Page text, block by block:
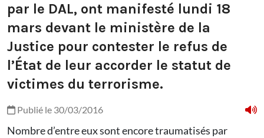
par le DAL, ont manifesté lundi 18
mars devant le ministère de la
Justice pour contester le refus de
l’État de leur accorder le statut de
victimes du terrorisme.
Publié le 30/03/2016
Nombre d’entre eux sont encore traumatisés par